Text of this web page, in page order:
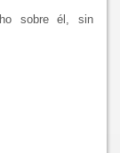
sobre él, sin